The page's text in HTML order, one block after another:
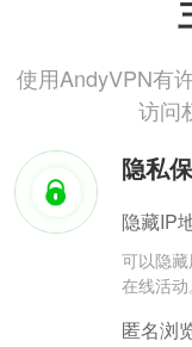
使用AndyVPN有
访问
隐私
隐藏IP
可以隐
在线活动
匿名浏